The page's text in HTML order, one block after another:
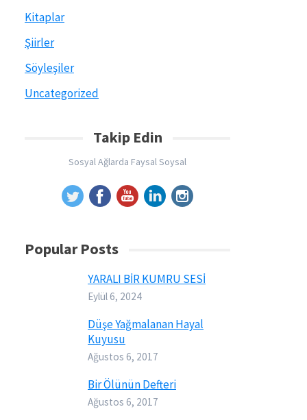
Kitaplar
Şiirler
Söyleşiler
Uncategorized
Takip Edin
Sosyal Ağlarda Faysal Soysal
Popular Posts
YARALI BİR KUMRU SESİ
Eylül 6, 2024
Düşe Yağmalanan Hayal
Kuyusu
Ağustos 6, 2017
Bir Ölünün Defteri
Ağustos 6, 2017